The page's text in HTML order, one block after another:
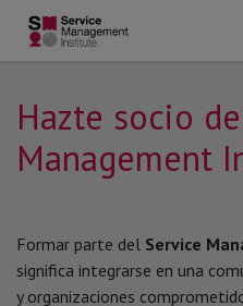
Hazte socio
Management
Formar parte del Service
significa integrarse en una
y organizaciones